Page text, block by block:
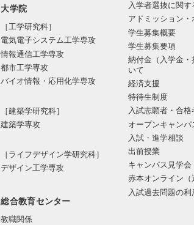
大学院
［工学研究科］
電気電⼦システム⼯学専攻
情報通信⼯学専攻
都市⼯学専攻
バイオ情報・応⽤化学専攻
［建築学研究科］
建築学専攻
［ライフデザイン学研究科］
デザイン工学専攻
総合教育センター
教職関係
入学者選抜に関す
アドミッション・
学生募集概要
学生募集要項
納付金（入学金・
いて
経済支援
特待生制度
入試志願者・合格
オープンキャンパ
入試・進学相談
出前授業
キャンパス見学会
赤本オンライン（
入試過去問題の